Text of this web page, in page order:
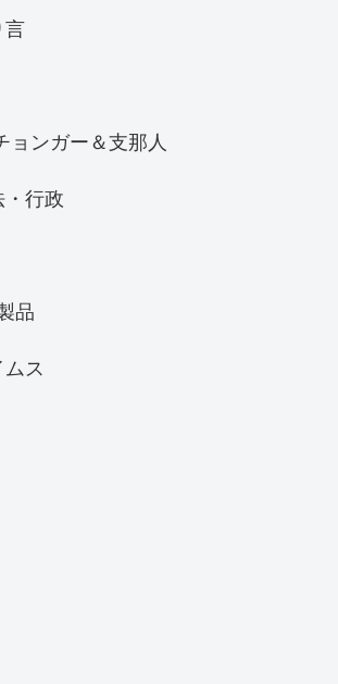
言
ョンガー＆支那人
・行政
品
ス